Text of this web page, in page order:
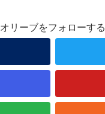
オリーブをフォローする